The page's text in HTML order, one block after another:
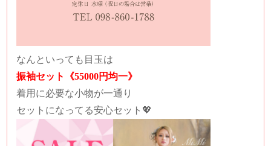
なんといっても目玉は
振袖セット《55000円均一》
着用に必要な小物が一通り
セットになってる安心セット💖